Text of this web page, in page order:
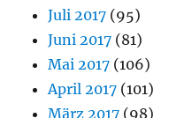
Juli 2017 (95)
Juni 2017 (81)
Mai 2017 (106)
April 2017 (101)
März 2017 (98)